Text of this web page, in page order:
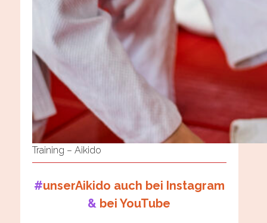
Training – Aikido
#unserAikido auch bei Instagram
& bei YouTube